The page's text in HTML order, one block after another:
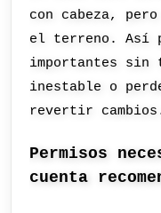
con cabeza,
el terreno. Así
importantes sin
inestable o
revertir
Permisos
cuenta